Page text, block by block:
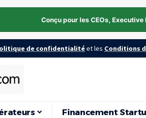
Conçu pour les CEOs,
de confidentialitéet les Conditions
Financement